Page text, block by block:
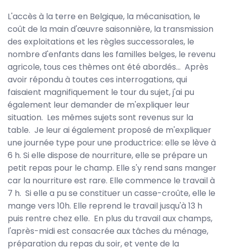
L'accès à la terre en Belgique, la mécanisation, le
coût de la main d'œuvre saisonnière, la transmission
des exploitations et les règles successorales, le
nombre d'enfants dans les familles belges, le revenu
agricole, tous ces thèmes ont été abordés... Après
avoir répondu à toutes ces interrogations, qui
faisaient magnifiquement le tour du sujet, j'ai pu
également leur demander de m'expliquer leur
situation. Les mêmes sujets sont revenus sur la
table. Je leur ai également proposé de m'expliquer
une journée type pour une productrice: elle se lève à
6 h. Si elle dispose de nourriture, elle se prépare un
petit repas pour le champ. Elle s'y rend sans manger
car la nourriture est rare. Elle commence le travail à
7 h. Si elle a pu se constituer un casse-croûte, elle le
mange vers 10h. Elle reprend le travail jusqu'à 13 h
puis rentre chez elle. En plus du travail aux champs,
l'après-midi est consacrée aux tâches du ménage,
préparation du repas du soir, et vente de la